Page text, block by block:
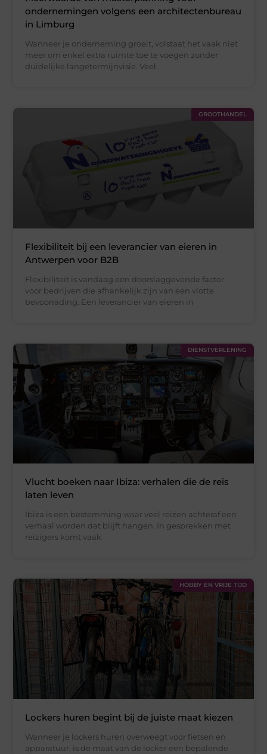
ondernemingen volgens een architectenbureau
in Limburg
Wanneer je onderneming groeit, volstaat het vaak niet
meer om enkel extra ruimte toe te voegen zonder
duidelijke langetermijnvisie. Veel
GROOTHANDEL
Flexibiliteit bij een leverancier van eieren in
Antwerpen voor B2B
Flexibiliteit is vandaag een doorslaggevende factor
voor bedrijven die afhankelijk zijn van een vlotte
bevoorrading. Een leverancier van eieren in
DIENSTVERLENING
Vlucht boeken naar Ibiza: verhalen die de reis
laten leven
Ibiza is een bestemming waar veel reizen achteraf een
verhaal worden dat blijft hangen. In gesprekken met
reizigers komt vaak
HOBBY EN VRIJE TIJD
Lockers huren begint bij de juiste maat kiezen
Wanneer je lockers huren overweegt voor fietsen en
apparatuur, is de maat van de locker een bepalende